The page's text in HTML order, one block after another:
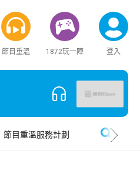
節目重溫 1872玩一陣 登入
節目重溫服務計劃